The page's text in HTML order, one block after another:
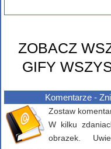
ZOBACZ
GIFY
Komentarze -
Zostaw
W kilku
obrazek.